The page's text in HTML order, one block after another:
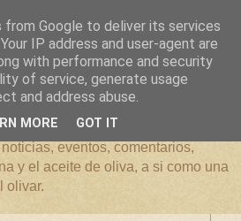
Olivar
eventos, comentarios,
y el aceite de oliva, a si como una
olivar.
from Google to deliver its services
IP address and user-agent are
with performance and security
of service, generate usage
and address abuse.
MORE GOT IT